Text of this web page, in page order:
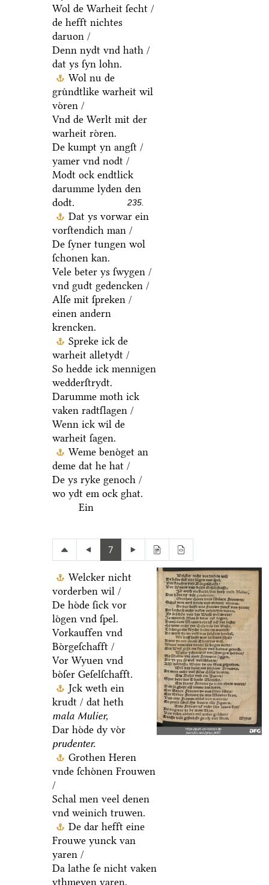
Wol de Warheit ſecht /
de hefft nichtes
daruon /
Denn nydt vnd hath /
dat ys ſyn lohn.
Wol nu de
gruͤndtlike warheit wil
voͤren /
Vnd de Werlt mit der
warheit roͤren.
De kumpt yn angſt /
yamer vnd nodt /
Modt ock endtlick
darumme lyden den
dodt.
235.
Dat ys vorwar ein
vorſtendich man /
De ſyner tungen wol
ſchonen kan.
Vele beter ys ſwygen /
vnd gudt gedencken /
Alſe mit ſpreken /
einen andern
krencken.
Spreke ick de
warheit alletydt /
So hedde ick mennigen
wedderſtrydt.
Darumme moth ick
vaken radtſlagen /
Wenn ick wil de
warheit ſagen.
Weme benoͤget an
deme dat he hat /
De ys ryke genoch /
wo ydt em ock ghat.
Ein
7
Welcker nicht
vorderben wil /
De hoͤde ſick vor
loͤgen vnd ſpel.
Vorkauffen vnd
Boͤrgeſchafft /
Vor Wyuen vnd
boͤſer Geſelſchafft.
Jck weth ein
krudt / dat heth
mala Mulier,
Dar hoͤde dy voͤr
prudenter.
Grothen Heren
vnde ſchoͤnen Frouwen
/
Schal men veel denen
vnd weinich truwen.
De dar hefft eine
Frouwe yunck van
yaren /
Da lathe ſe nicht vaken
vthmeyen varen.